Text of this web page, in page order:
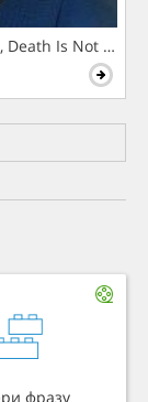
Is Not The
фразу